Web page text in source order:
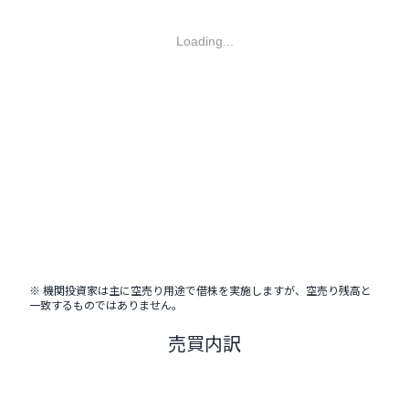
Loading...
※ 機関投資家は主に空売り用途で借株を実施しますが、空売り残高と
一致するものではありません。
売買内訳